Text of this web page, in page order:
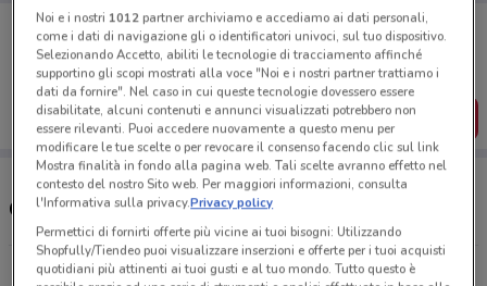
Porta DoveConviene sempre con te!
Puoi trovare le migliori offerte dei negozi vicino a te,
salvarle e creare la tua lista del risparmio, comodamente
dal tuo cellulare.
SCARICA L’APP
Orari Libraccio e negozi
piazza XX settembre, 2 Varese
Noi e i nostri 1012partner archiviamo e accediamo ai dati personali,
come i dati di navigazione gli o identificatori univoci, sul tuo dispositivo.
Selezionando Accetto, abiliti le tecnologie di tracciamento affinché
supportino gli scopi mostrati alla voce "Noi e i nostri partner trattiamo i
dati da fornire". Nel caso in cui queste tecnologie dovessero essere
disabilitate, alcuni contenuti e annunci visualizzati potrebbero non
essere rilevanti. Puoi accedere nuovamente a questo menu per
modificare le tue scelte o per revocare il consenso facendo clic sul link
Mostra finalità in fondo alla pagina web. Tali scelte avranno effetto nel
contesto del nostro Sito web. Per maggiori informazioni, consulta
l'Informativa sulla privacy.Privacy policy
Permettici di fornirti offerte più vicine ai tuoi bisogni: Utilizzando
Shopfully/Tiendeo puoi visualizzare inserzioni e offerte per i tuoi acquisti
quotidiani più attinenti ai tuoi gusti e al tuo mondo. Tutto questo è